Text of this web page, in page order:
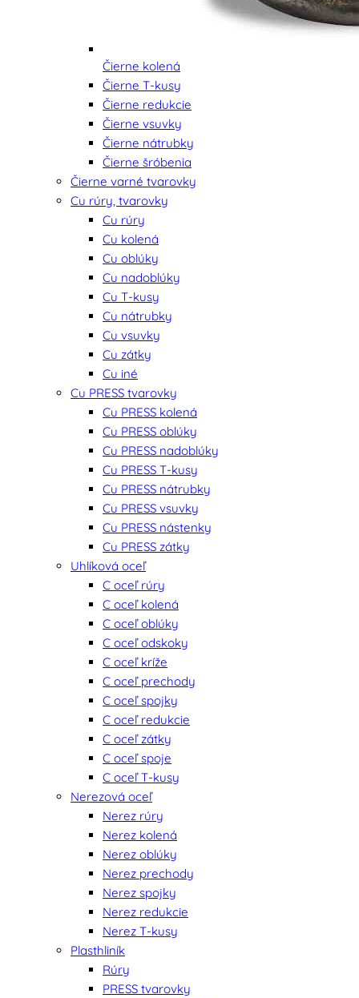
Čierne kolená
Čierne T-kusy
Čierne redukcie
Čierne vsuvky
Čierne nátrubky
Čierne šróbenia
Čierne varné tvarovky
Cu rúry, tvarovky
Cu rúry
Cu kolená
Cu oblúky
Cu nadoblúky
Cu T-kusy
Cu nátrubky
Cu vsuvky
Cu zátky
Cu iné
Cu PRESS tvarovky
Cu PRESS kolená
Cu PRESS oblúky
Cu PRESS nadoblúky
Cu PRESS T-kusy
Cu PRESS nátrubky
Cu PRESS vsuvky
Cu PRESS nástenky
Cu PRESS zátky
Uhlíková oceľ
C oceľ rúry
C oceľ kolená
C oceľ oblúky
C oceľ odskoky
C oceľ kríže
C oceľ prechody
C oceľ spojky
C oceľ redukcie
C oceľ zátky
C oceľ spoje
C oceľ T-kusy
Nerezová oceľ
Nerez rúry
Nerez kolená
Nerez oblúky
Nerez prechody
Nerez spojky
Nerez redukcie
Nerez T-kusy
Plasthliník
Rúry
PRESS tvarovky